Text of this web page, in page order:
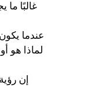
غالبًا
عندما
لماذا هو
إن